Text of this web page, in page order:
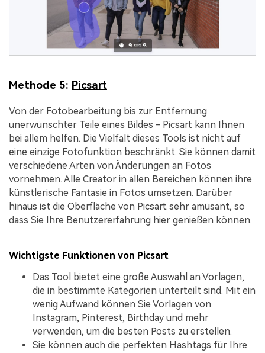
Methode 5: Picsart
Von der Fotobearbeitung bis zur Entfernung
unerwünschter Teile eines Bildes - Picsart kann Ihnen
bei allem helfen. Die Vielfalt dieses Tools ist nicht auf
eine einzige Fotofunktion beschränkt. Sie können damit
verschiedene Arten von Änderungen an Fotos
vornehmen. Alle Creator in allen Bereichen können ihre
künstlerische Fantasie in Fotos umsetzen. Darüber
hinaus ist die Oberfläche von Picsart sehr amüsant, so
dass Sie Ihre Benutzererfahrung hier genießen können.
Wichtigste Funktionen von Picsart
Das Tool bietet eine große Auswahl an Vorlagen,
die in bestimmte Kategorien unterteilt sind. Mit ein
wenig Aufwand können Sie Vorlagen von
Instagram, Pinterest, Birthday und mehr
verwenden, um die besten Posts zu erstellen.
Sie können auch die perfekten Hashtags für Ihre